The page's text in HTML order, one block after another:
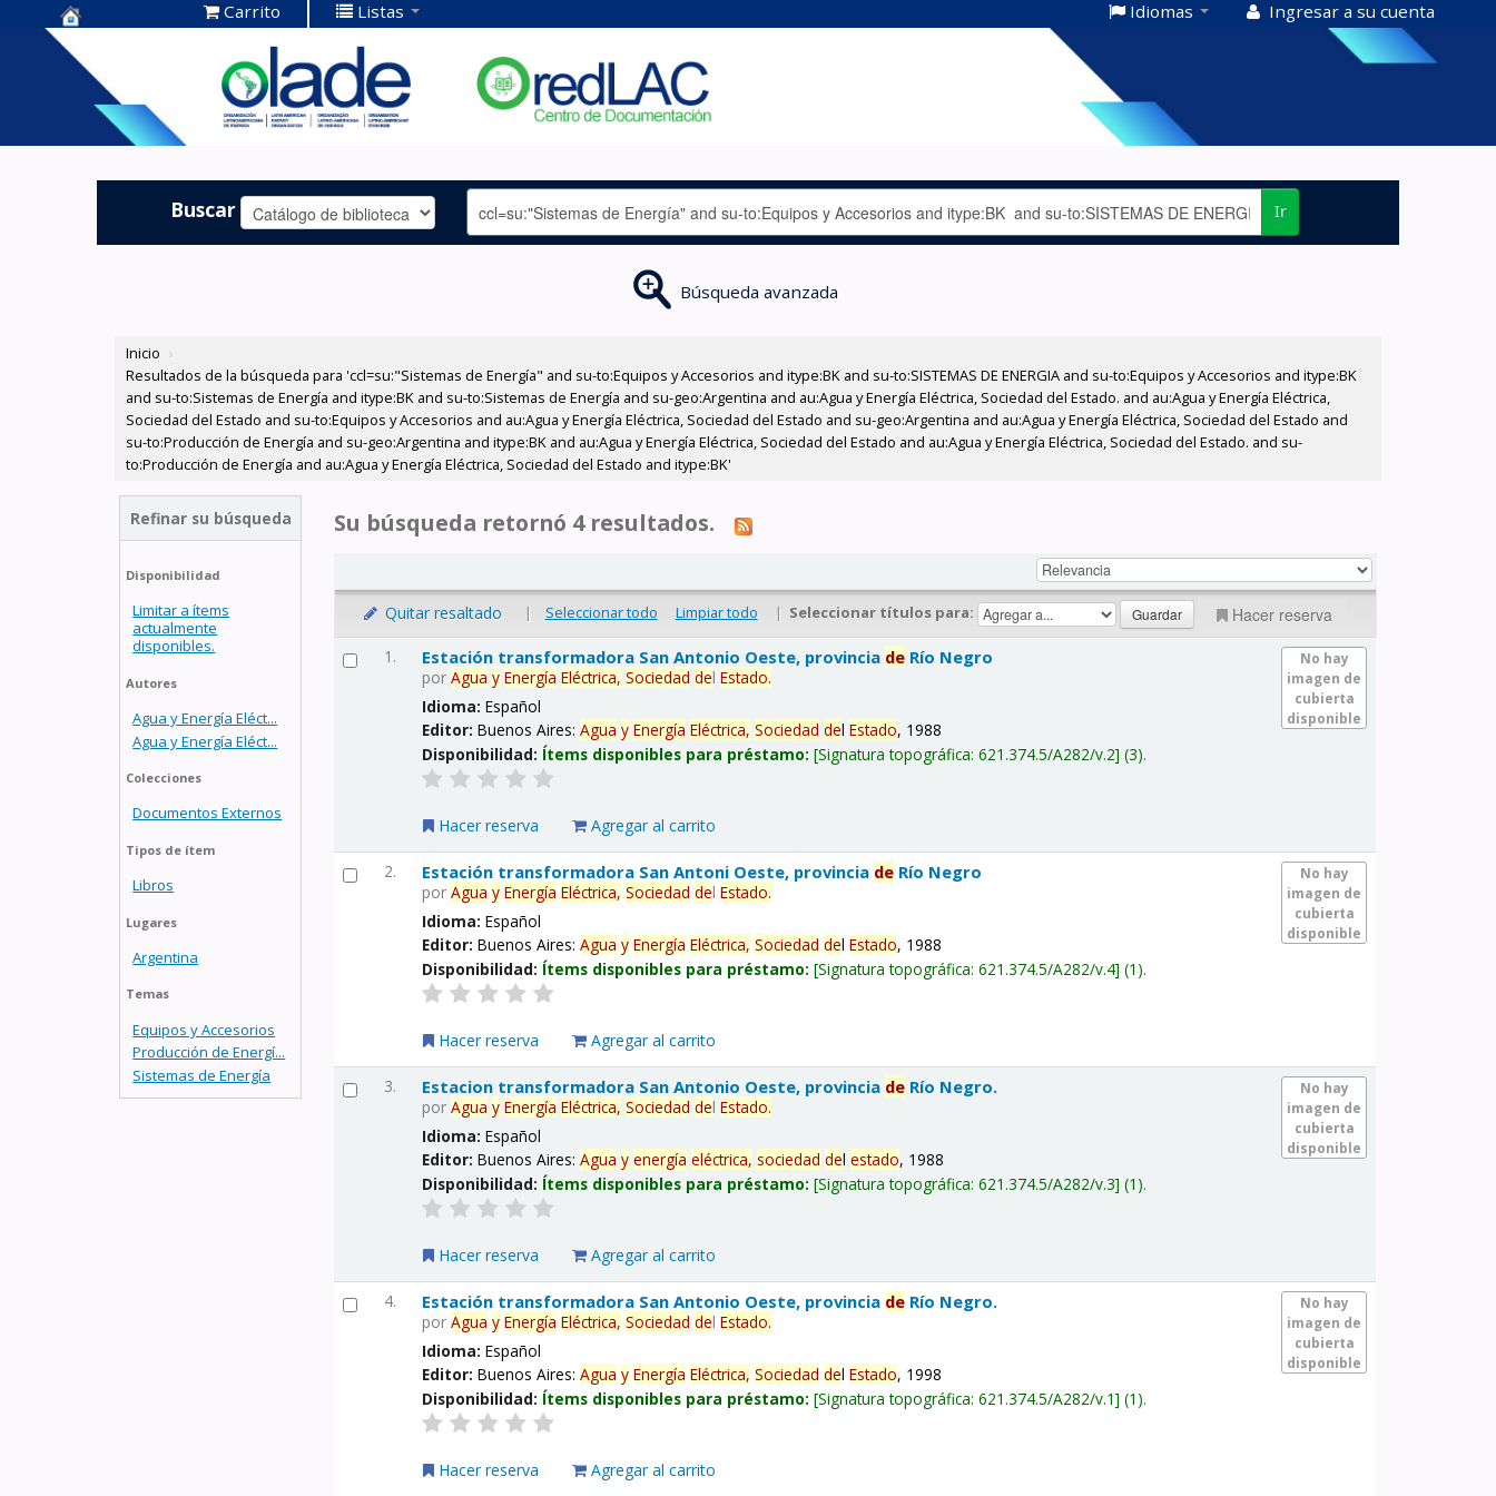
Centro de
Documentación
OLADE -
Carrito Listas Idiomas Ingresar a su cuenta
Buscar Ir
Búsqueda avanzada
Inicio ›
Resultados de la búsqueda para 'ccl=su:"Sistemas de Energía" and su-to:Equipos y Accesorios and itype:BK and su-to:SISTEMAS DE ENERGIA and su-to:Equipos y Accesorios and itype:BK
and su-to:Sistemas de Energía and itype:BK and su-to:Sistemas de Energía and su-geo:Argentina and au:Agua y Energía Eléctrica, Sociedad del Estado. and au:Agua y Energía Eléctrica,
Sociedad del Estado and su-to:Equipos y Accesorios and au:Agua y Energía Eléctrica, Sociedad del Estado and su-geo:Argentina and au:Agua y Energía Eléctrica, Sociedad del Estado and
su-to:Producción de Energía and su-geo:Argentina and itype:BK and au:Agua y Energía Eléctrica, Sociedad del Estado and au:Agua y Energía Eléctrica, Sociedad del Estado. and su-
to:Producción de Energía and au:Agua y Energía Eléctrica, Sociedad del Estado and itype:BK'
Refinar su búsqueda
Disponibilidad
Limitar a ítems
actualmente
disponibles.
Autores
Agua y Energía Eléct...
Agua y Energía Eléct...
Colecciones
Documentos Externos
Tipos de ítem
Libros
Lugares
Argentina
Temas
Equipos y Accesorios
Producción de Energí...
Sistemas de Energía
Su búsqueda retornó 4 resultados.
Quitar resaltado | Seleccionar todo Limpiar todo | Seleccionar títulos para: Hacer reserva
1.
No hay
imagen de
cubierta
disponible
Estación transformadora San Antonio Oeste, provincia de Río Negro
porAgua y Energía Eléctrica, Sociedad delEstado.
Idioma:Español
Editor:Buenos Aires:Agua y Energía Eléctrica, Sociedad delEstado, 1988
Disponibilidad: Ítems disponibles para préstamo: Signatura topográfica:621.374.5/A282/v.2 (3).
Hacer reserva Agregar al carrito
2.
No hay
imagen de
cubierta
disponible
Estación transformadora San Antoni Oeste, provincia de Río Negro
porAgua y Energía Eléctrica, Sociedad delEstado.
Idioma:Español
Editor:Buenos Aires:Agua y Energía Eléctrica, Sociedad delEstado, 1988
Disponibilidad: Ítems disponibles para préstamo: Signatura topográfica:621.374.5/A282/v.4 (1).
Hacer reserva Agregar al carrito
3.
No hay
imagen de
cubierta
disponible
Estacion transformadora San Antonio Oeste, provincia de Río Negro.
porAgua y Energía Eléctrica, Sociedad delEstado.
Idioma:Español
Editor:Buenos Aires:Agua y energía eléctrica, sociedad delestado, 1988
Disponibilidad: Ítems disponibles para préstamo: Signatura topográfica:621.374.5/A282/v.3 (1).
Hacer reserva Agregar al carrito
4.
No hay
imagen de
cubierta
disponible
Estación transformadora San Antonio Oeste, provincia de Río Negro.
porAgua y Energía Eléctrica, Sociedad delEstado.
Idioma:Español
Editor:Buenos Aires:Agua y Energía Eléctrica, Sociedad delEstado, 1998
Disponibilidad: Ítems disponibles para préstamo: Signatura topográfica:621.374.5/A282/v.1 (1).
Hacer reserva Agregar al carrito